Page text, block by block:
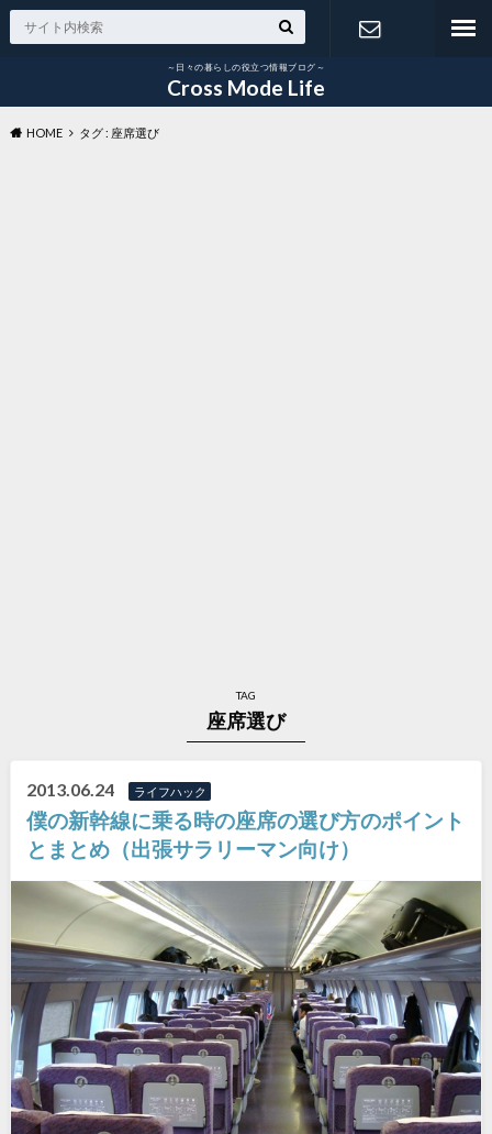
～日々の暮らしの役立つ情報ブログ～
Cross Mode Life
HOME タグ : 座席選び
TAG
座席選び
2013.06.24 ライフハック
僕の新幹線に乗る時の座席の選び方のポイント
とまとめ（出張サラリーマン向け）